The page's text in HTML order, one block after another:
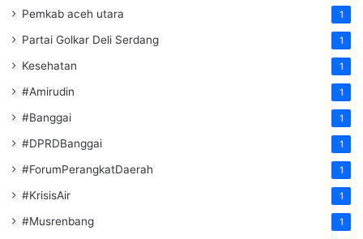
Pemkab aceh utara 1
Partai Golkar Deli Serdang 1
Kesehatan 1
#Amirudin 1
#Banggai 1
#DPRDBanggai 1
#ForumPerangkatDaerah 1
#KrisisAir 1
#Musrenbang 1